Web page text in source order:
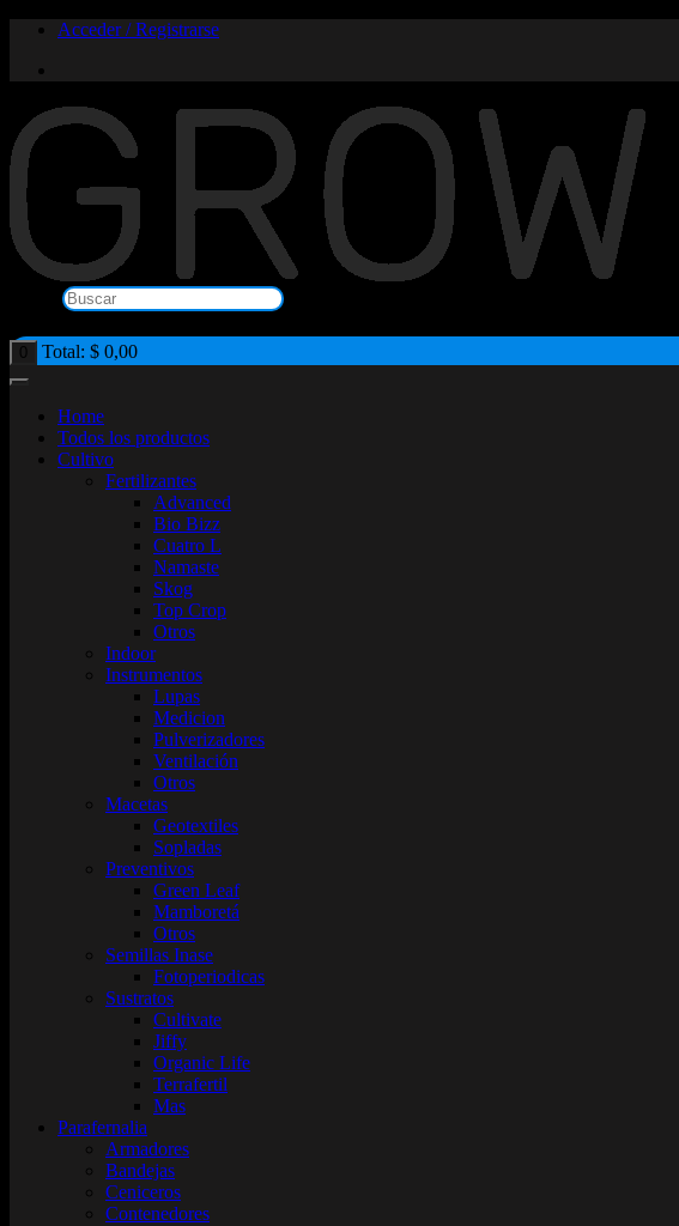
Saltar
contenido
Acceder / Registrarse
0 Total: $ 0,00
Home
Todos los productos
Cultivo
Fertilizantes
Advanced
Bio Bizz
Cuatro L
Namaste
Skog
Top Crop
Otros
Indoor
Instrumentos
Lupas
Medicion
Pulverizadores
Ventilación
Otros
Macetas
Geotextiles
Sopladas
Preventivos
Green Leaf
Mamboretá
Otros
Semillas Inase
Fotoperiodicas
Sustratos
Cultivate
Jiffy
Organic Life
Terrafertil
Mas
Parafernalia
Armadores
Bandejas
Ceniceros
Contenedores